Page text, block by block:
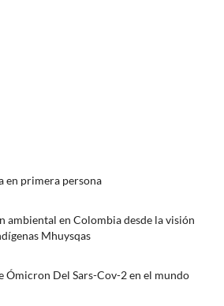
en primera persona
ambiental en Colombia desde la visión
Mhuysqas
Ómicron Del Sars-Cov-2 en el mundo